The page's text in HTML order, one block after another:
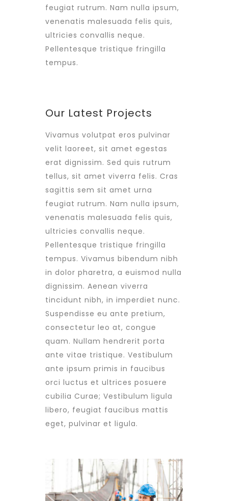
feugiat rutrum. Nam nulla ipsum,
venenatis malesuada felis quis,
ultricies convallis neque.
Pellentesque tristique fringilla
tempus.
Our Latest Projects
Vivamus volutpat eros pulvinar
velit laoreet, sit amet egestas
erat dignissim. Sed quis rutrum
tellus, sit amet viverra felis. Cras
sagittis sem sit amet urna
feugiat rutrum. Nam nulla ipsum,
venenatis malesuada felis quis,
ultricies convallis neque.
Pellentesque tristique fringilla
tempus. Vivamus bibendum nibh
in dolor pharetra, a euismod nulla
dignissim. Aenean viverra
tincidunt nibh, in imperdiet nunc.
Suspendisse eu ante pretium,
consectetur leo at, congue
quam. Nullam hendrerit porta
ante vitae tristique. Vestibulum
ante ipsum primis in faucibus
orci luctus et ultrices posuere
cubilia Curae; Vestibulum ligula
libero, feugiat faucibus mattis
eget, pulvinar et ligula.